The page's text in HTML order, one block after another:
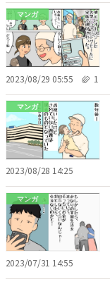
マンガ
2023/08/29 05:55 1
マンガ
2023/08/28 14:25
マンガ
2023/07/31 14:55